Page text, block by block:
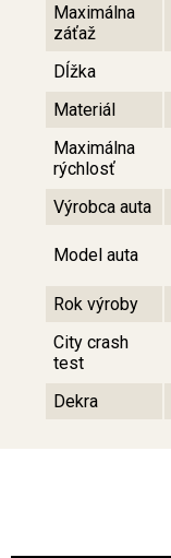
Maximálna
záťaž
Dĺžka
Materiál
Maximálna
rýchlosť
Výrobca auta
Model auta
Rok výroby
City crash
test
Dekra